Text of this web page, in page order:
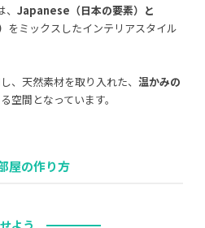
Japanese（日本の要素）と
をミックスしたインテリアスタイル
、天然素材を取り入れた、 温かみの
空間となっています。
屋の作り方
よう